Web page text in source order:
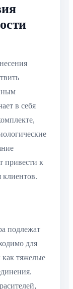
в себя
привести к
клиентов.
подлежат
для
тяжелые